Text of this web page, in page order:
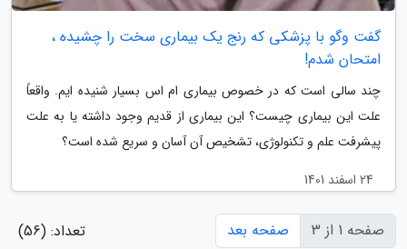
گفت وگو با پزشکی که رنج یک بیماری سخت را چشیده ،
امتحان شدم!
چند سالی است که در خصوص بیماری ام اس بسیار شنیده ایم. واقعاً
علت این بیماری چیست؟ این بیماری از قدیم وجود داشته یا به علت
پیشرفت علم و تکنولوژی، تشخیص آن آسان و سریع شده است؟
24 اسفند 1401
صفحه 1 از 3 صفحه بعد تعداد: (56)